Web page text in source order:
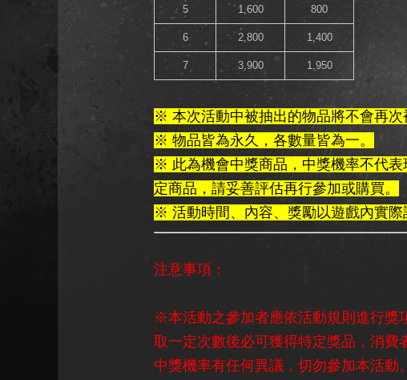
5 1,600 800
6 2,800 1,400
7 3,900 1,950
※ 本次活動中被抽出的物品將不會再
※ 物品皆為永久，各數量皆為一。
※ 此為機會中獎商品，中獎機率不代
定商品，請妥善評估再行參加或購買。
※ 活動時間、內容、獎勵以遊戲內實際
注意事項：
※本活動之參加者應依活動規則進行獎
取一定次數後必可獲得特定獎品，消
中獎機率有任何異議，切勿參加本活動。